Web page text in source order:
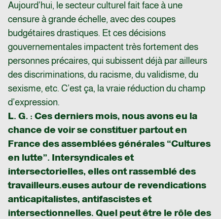
Aujourd’hui, le secteur culturel fait face à une
censure à grande échelle, avec des coupes
budgétaires drastiques. Et ces décisions
gouvernementales impactent très fortement des
personnes précaires, qui subissent déjà par ailleurs
des discriminations, du racisme, du validisme, du
sexisme, etc. C’est ça, la vraie réduction du champ
d’expression.
L. G. : Ces derniers mois, nous avons eu la
chance de voir se constituer partout en
France des assemblées générales “Cultures
en lutte”. Intersyndicales et
intersectorielles, elles ont rassemblé des
travailleurs.euses autour de revendications
anticapitalistes, antifascistes et
intersectionnelles. Quel peut être le rôle des